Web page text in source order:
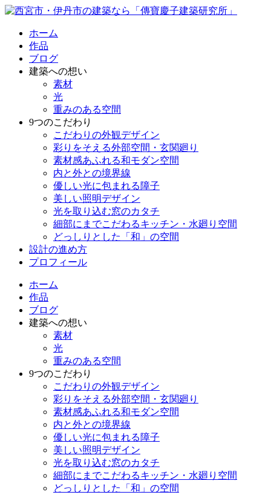
ホーム
作品
ブログ
建築への想い
素材
光
重みのある空間
9つのこだわり
こだわりの外観デザイン
彩りをそえる外部空間・玄関廻り
素材感あふれる和モダン空間
内と外との境界線
優しい光に包まれる障子
美しい照明デザイン
光を取り込む窓のカタチ
細部にまでこだわるキッチン・水廻り空間
どっしりとした「和」の空間
設計の進め方
プロフィール
ホーム
作品
ブログ
建築への想い
素材
光
重みのある空間
9つのこだわり
こだわりの外観デザイン
彩りをそえる外部空間・玄関廻り
素材感あふれる和モダン空間
内と外との境界線
優しい光に包まれる障子
美しい照明デザイン
光を取り込む窓のカタチ
細部にまでこだわるキッチン・水廻り空間
どっしりとした「和」の空間